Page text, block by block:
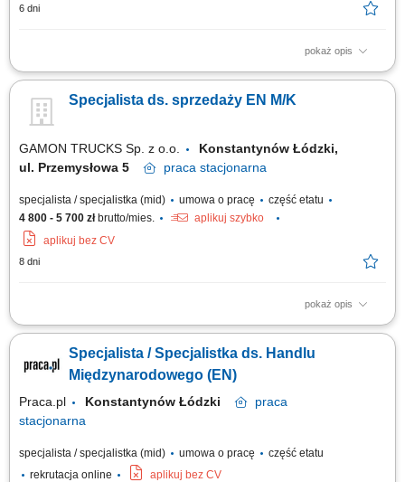
6 dni
pokaż opis
Opis stanowiska: Pozyskiwanie nowych klientów oraz rozwijanie
handlowych i przygotowywanie ofert dopasowanych do potrzeb klientów.
Budowanie długofalowych relacji oraz dbanie o wysoki poziom obsługi.
Specjalista ds. sprzedaży EN M/K
GAMON TRUCKS Sp. z o.o.
Konstantynów Łódzki,
ul. Przemysłowa 5
praca stacjonarna
specjalista / specjalistka (mid) umowa o pracę
część etatu
4 800 - 5 700 złbrutto/mies.
aplikuj szybko
aplikuj bez CV
8 dni
pokaż opis
Zakres obowiązków: Sprzedaż i rozwój rynku, Obsługa klienta,
branżowych,Specjalista / Specjalistka ds. Handlu
Międzynarodowego (EN)
Praca.pl Konstantynów Łódzki
praca
stacjonarna
specjalista / specjalistka (mid) umowa o pracę
część etatu
rekrutacja online
aplikuj bez CV